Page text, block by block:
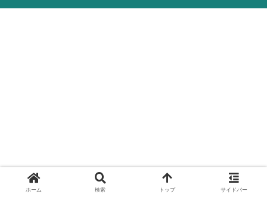
ホーム 検索 トップ サイドバー